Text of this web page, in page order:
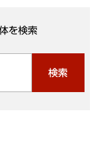
を検索
検索